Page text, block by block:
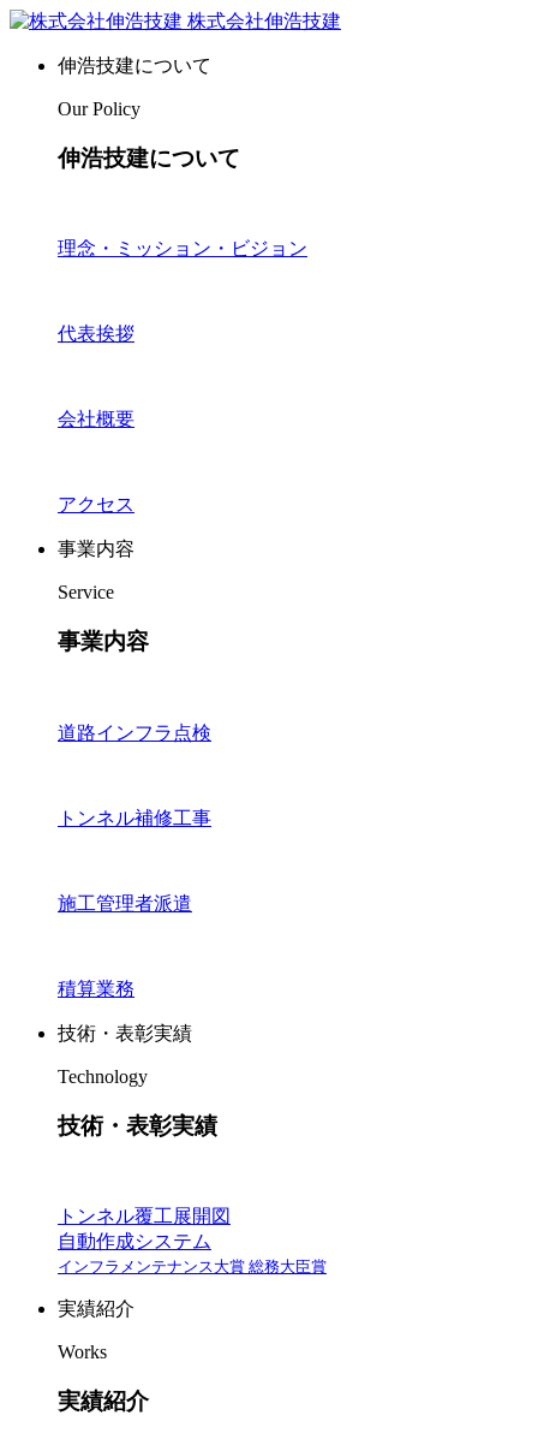
株式会社伸浩技建
伸浩技建について
Our Policy
伸浩技建について
理念・ミッション・ビジョン
代表挨拶
会社概要
アクセス
事業内容
Service
事業内容
道路インフラ点検
トンネル補修工事
施工管理者派遣
積算業務
技術・表彰実績
Technology
技術・表彰実績
トンネル覆工展開図
自動作成システム
インフラメンテナンス大賞 総務大臣賞
実績紹介
Works
実績紹介